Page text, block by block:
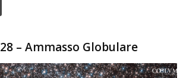
– Ammasso Globulare